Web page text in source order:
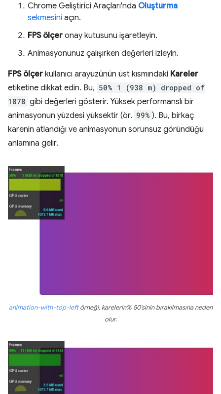
Chrome Geliştirici Araçları'nda Oluşturma
sekmesini açın.
FPS ölçer onay kutusunu işaretleyin.
Animasyonunuz çalışırken değerleri izleyin.
FPS ölçer kullanıcı arayüzünün üst kısmındaki Kareler
etiketine dikkat edin. Bu, 50% 1 (938 m) dropped of
1878 gibi değerleri gösterir. Yüksek performanslı bir
animasyonun yüzdesi yüksektir (ör. 99% ). Bu, birkaç
karenin atlandığı ve animasyonun sorunsuz göründüğü
anlamına gelir.
animation-with-top-leftörneği, karelerin% 50'sinin bırakılmasına neden
olur.